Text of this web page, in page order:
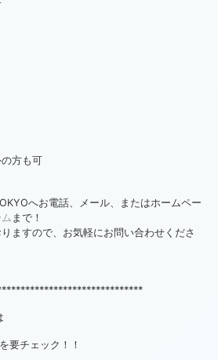
方も可
へお電話、メール、またはホームペー
まで！
ますので、お気軽にお問い合わせくださ
要チェック！！